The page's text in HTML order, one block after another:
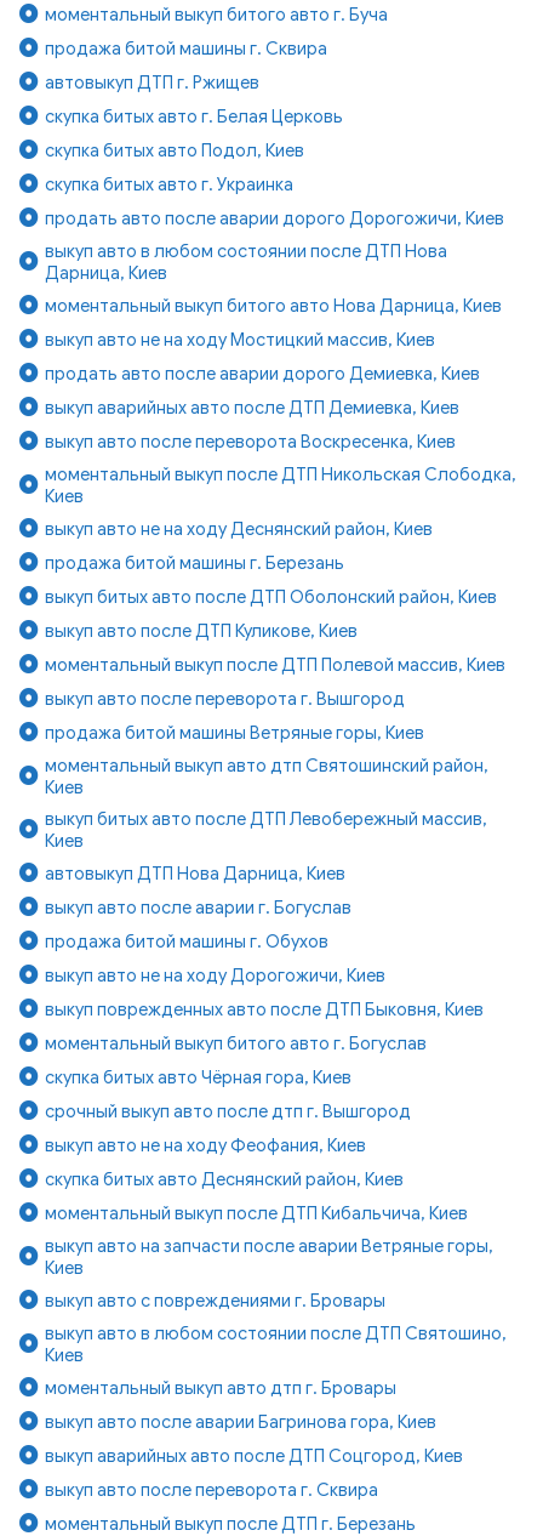
моментальный выкуп битого авто г. Буча
продажа битой машины г. Сквира
автовыкуп ДТП г. Ржищев
скупка битых авто г. Белая Церковь
скупка битых авто Подол, Киев
скупка битых авто г. Украинка
продать авто после аварии дорого Дорогожичи, Киев
выкуп авто в любом состоянии после ДТП Нова
Дарница, Киев
моментальный выкуп битого авто Нова Дарница, Киев
выкуп авто не на ходу Мостицкий массив, Киев
продать авто после аварии дорого Демиевка, Киев
выкуп аварийных авто после ДТП Демиевка, Киев
выкуп авто после переворота Воскресенка, Киев
моментальный выкуп после ДТП Никольская Слободка,
Киев
выкуп авто не на ходу Деснянский район, Киев
продажа битой машины г. Березань
выкуп битых авто после ДТП Оболонский район, Киев
выкуп авто после ДТП Куликове, Киев
моментальный выкуп после ДТП Полевой массив, Киев
выкуп авто после переворота г. Вышгород
продажа битой машины Ветряные горы, Киев
моментальный выкуп авто дтп Святошинский район,
Киев
выкуп битых авто после ДТП Левобережный массив,
Киев
автовыкуп ДТП Нова Дарница, Киев
выкуп авто после аварии г. Богуслав
продажа битой машины г. Обухов
выкуп авто не на ходу Дорогожичи, Киев
выкуп поврежденных авто после ДТП Быковня, Киев
моментальный выкуп битого авто г. Богуслав
скупка битых авто Чёрная гора, Киев
срочный выкуп авто после дтп г. Вышгород
выкуп авто не на ходу Феофания, Киев
скупка битых авто Деснянский район, Киев
моментальный выкуп после ДТП Кибальчича, Киев
выкуп авто на запчасти после аварии Ветряные горы,
Киев
выкуп авто с повреждениями г. Бровары
выкуп авто в любом состоянии после ДТП Святошино,
Киев
моментальный выкуп авто дтп г. Бровары
выкуп авто после аварии Багринова гора, Киев
выкуп аварийных авто после ДТП Соцгород, Киев
выкуп авто после переворота г. Сквира
моментальный выкуп после ДТП г. Березань